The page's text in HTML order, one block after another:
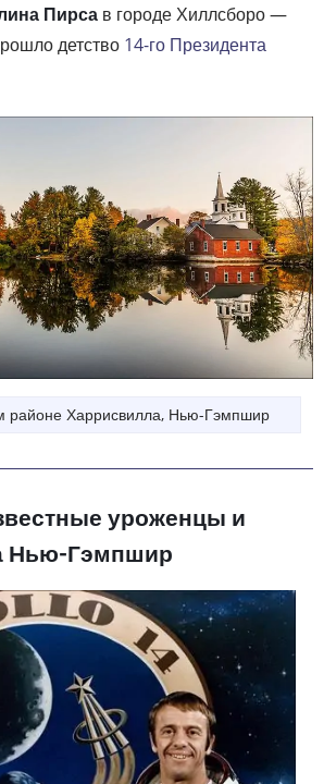
Пирса в городе Хиллсборо —
детство 14-го Президента
районе Харрисвилла, Нью-Гэмпшир
уроженцы и
Нью-Гэмпшир